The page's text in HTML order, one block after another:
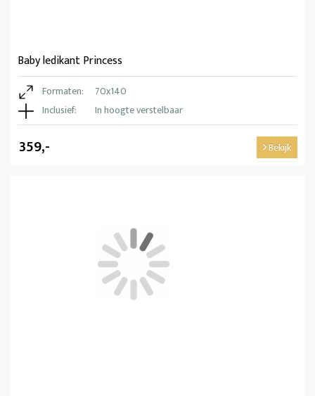
Baby ledikant Princess
Formaten:
70x140
Inclusief:
In hoogte verstelbaar
359,- Bekijk